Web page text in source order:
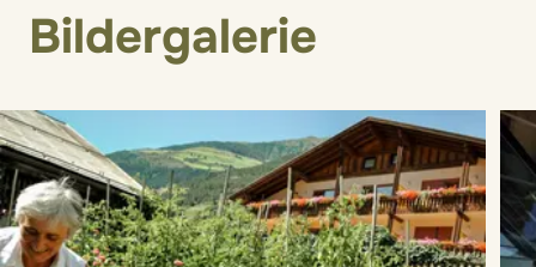
Bildergalerie